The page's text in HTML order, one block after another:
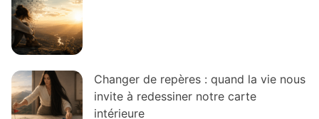
Changer de repères : quand la vie nous
invite à redessiner notre carte
intérieure